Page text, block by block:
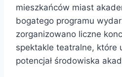
mieszkańców miast
bogatego programu
zorganizowano liczne
spektakle teatralne, które
potencjał środowiska